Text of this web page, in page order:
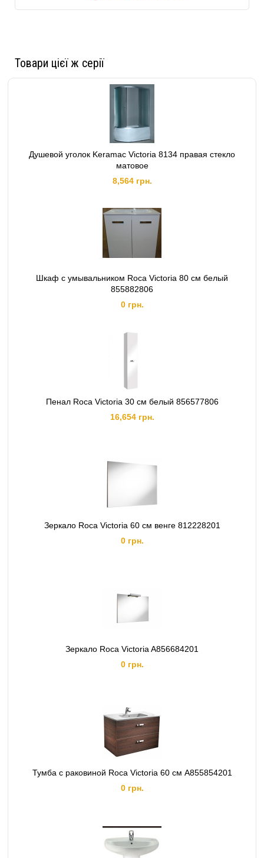
Товари цієї ж серії
Душевой уголок Keramac Victoria 8134 правая стекло
матовое
8,564 грн.
Шкаф с умывальником Roca Victoria 80 см белый
855882806
0 грн.
Пенал Roca Victoria 30 см белый 856577806
16,654 грн.
Зеркало Roca Victoria 60 см венге 812228201
0 грн.
Зеркало Roca Victoria A856684201
0 грн.
Тумба с раковиной Roca Victoria 60 см A855854201
0 грн.